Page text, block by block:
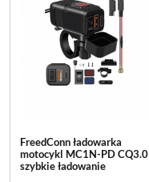
FreedConn ładowarka
motocykl MC1N-PD CQ3.0
szybkie ładowanie